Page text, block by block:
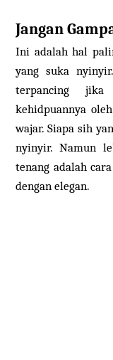
Jangan
Ini adalah hal
yang suka
terpancing
kehidpuannya
wajar. Siapa sih
nyinyir. Namun
tenang adalah
dengan elegan.